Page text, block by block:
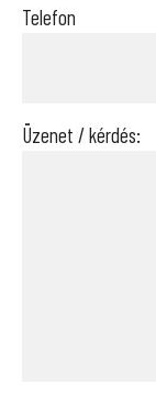
Telefon
Üzenet / kérdés: